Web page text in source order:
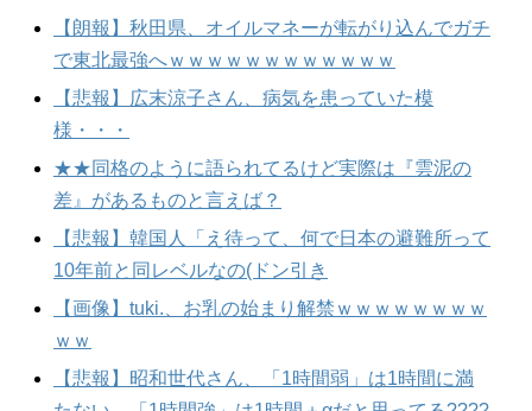
【朗報】秋田県、オイルマネーが転がり込んでガチ
で東北最強へｗｗｗｗｗｗｗｗｗｗｗｗ
【悲報】広末涼子さん、病気を患っていた模
様・・・
★★同格のように語られてるけど実際は『雲泥の
差』があるものと言えば？
【悲報】韓国人「え待って、何で日本の避難所って
10年前と同レベルなの(ドン引き
【画像】tuki.、お乳の始まり解禁ｗｗｗｗｗｗｗｗ
ｗｗ
【悲報】昭和世代さん、「1時間弱」は1時間に満